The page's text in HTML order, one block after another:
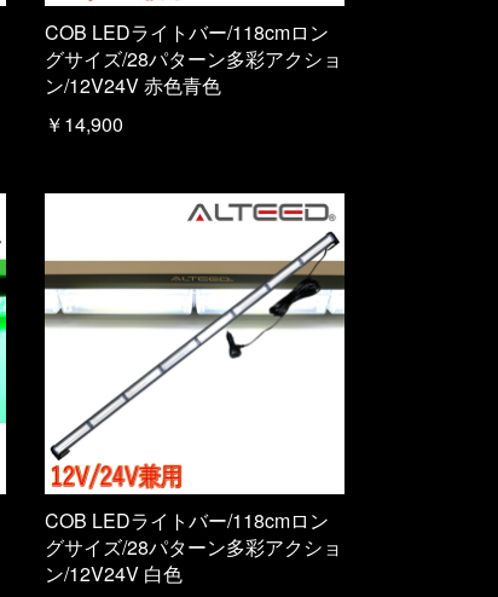
COB LEDライトバー/118cmロン
グサイズ/28パターン多彩アクショ
ン/12V24V 赤色青色
￥14,900
COB LEDライトバー/118cmロン
グサイズ/28パターン多彩アクショ
ン/12V24V 白色